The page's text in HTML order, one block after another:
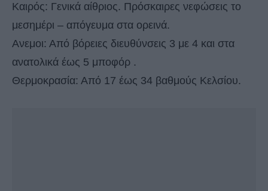
Καιρός: Γενικά αίθριος. Πρόσκαιρες νεφώσεις το
μεσημέρι – απόγευμα στα ορεινά.
Ανεμοι: Από βόρειες διευθύνσεις 3 με 4 και στα
ανατολικά έως 5 μποφόρ .
Θερμοκρασία: Από 17 έως 34 βαθμούς Κελσίου.